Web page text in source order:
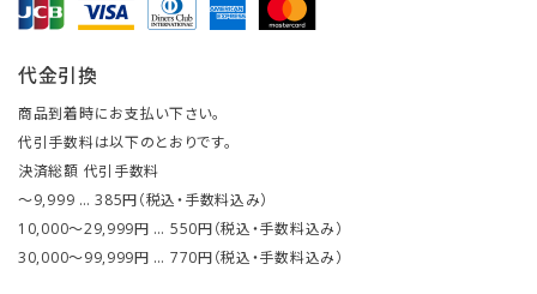
代金引換
商品到着時にお支払い下さい。
代引手数料は以下のとおりです。
決済総額 代引手数料
～9,999 … 385円（税込・手数料込み）
10,000～29,999円 … 550円（税込・手数料込み）
30,000～99,999円 … 770円（税込・手数料込み）